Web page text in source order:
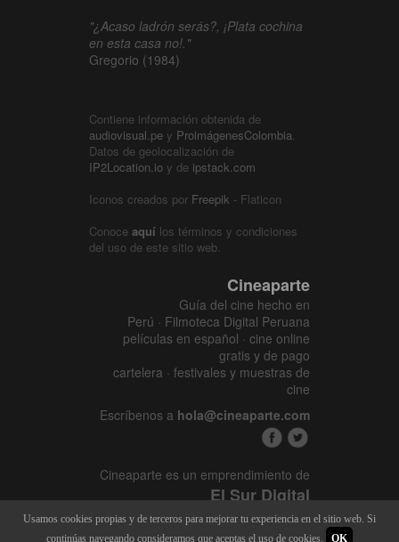
"¿Acaso ladrón serás?, ¡Plata cochina
en esta casa no!."
Gregorio (1984)
Contiene información obtenida de
audiovisual.pe y ProimágenesColombia.
Datos de geolocalización de
IP2Location.io y de ipstack.com
Iconos creados por Freepik - Flaticon
Conoce aquí los términos y condiciones
del uso de este sitio web.
Cineaparte
Guía del cine hecho en
Perú · Filmoteca Digital Peruana
películas en español · cine online
gratis y de pago
cartelera · festivales y muestras de
cine
Escríbenos a hola@cineaparte.com
Cineaparte es un emprendimiento de
El Sur Digital
www.elsurcine.com
Desarrollado porSALA247
Usamos cookies propias y de terceros para mejorar tu experiencia en el sitio web. Si
continúas navegando consideramos que aceptas el uso de cookies.
OK